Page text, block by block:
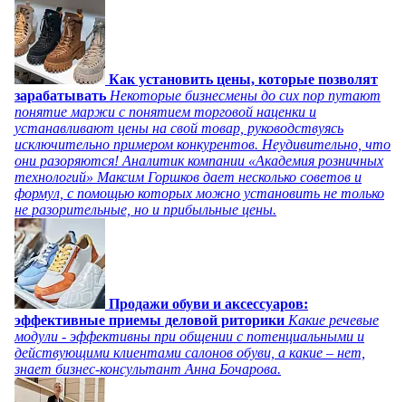
Как установить цены, которые позволят
зарабатывать Некоторые бизнесмены до сих пор путают
понятие маржи с понятием торговой наценки и
устанавливают цены на свой товар, руководствуясь
исключительно примером конкурентов. Неудивительно, что
они разоряются! Аналитик компании «Академия розничных
технологий» Максим Горшков дает несколько советов и
формул, с помощью которых можно установить не только
не разорительные, но и прибыльные цены.
Продажи обуви и аксессуаров:
эффективные приемы деловой риторики Какие речевые
модули - эффективны при общении с потенциальными и
действующими клиентами салонов обуви, а какие – нет,
знает бизнес-консультант Анна Бочарова.